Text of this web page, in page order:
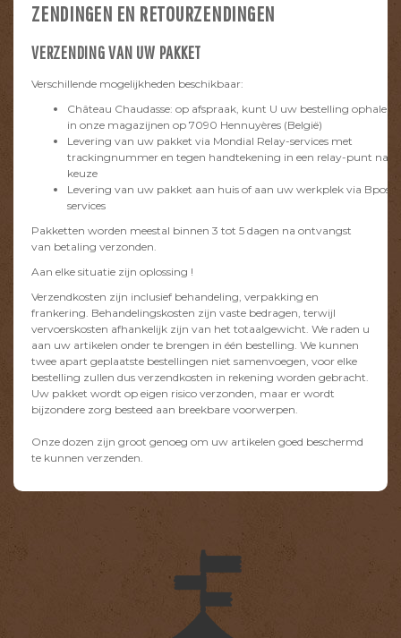
ZENDINGEN EN RETOURZENDINGEN
VERZENDING VAN UW PAKKET
Verschillende mogelijkheden beschikbaar:
Château Chaudasse: op afspraak, kunt U uw bestelling ophalen
in onze magazijnen op 7090 Hennuyères (België)
Levering van uw pakket via Mondial Relay-services met
trackingnummer en tegen handtekening in een relay-punt naar
keuze
Levering van uw pakket aan huis of aan uw werkplek via Bpost-
services
Pakketten worden meestal binnen 3 tot 5 dagen na ontvangst
van betaling verzonden.
Aan elke situatie zijn oplossing !
Verzendkosten zijn inclusief behandeling, verpakking en
frankering. Behandelingskosten zijn vaste bedragen, terwijl
vervoerskosten afhankelijk zijn van het totaalgewicht. We raden u
aan uw artikelen onder te brengen in één bestelling. We kunnen
twee apart geplaatste bestellingen niet samenvoegen, voor elke
bestelling zullen dus verzendkosten in rekening worden gebracht.
Uw pakket wordt op eigen risico verzonden, maar er wordt
bijzondere zorg besteed aan breekbare voorwerpen.
Onze dozen zijn groot genoeg om uw artikelen goed beschermd
te kunnen verzenden.